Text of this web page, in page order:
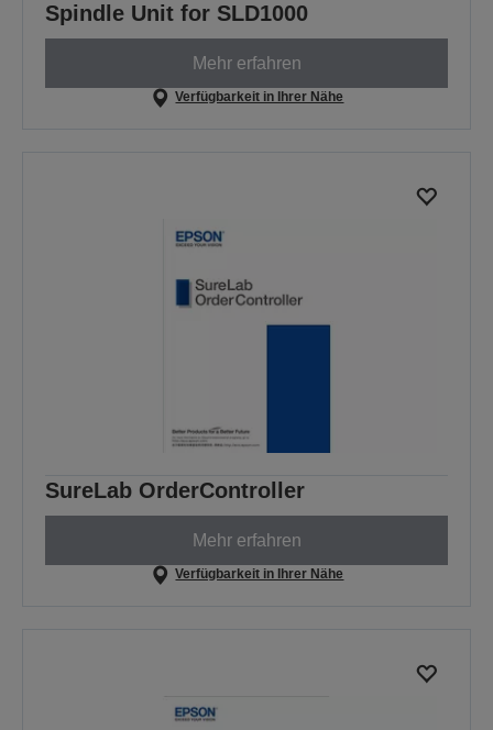
Spindle Unit for SLD1000
Mehr erfahren
Verfügbarkeit in Ihrer Nähe
SureLab OrderController
Mehr erfahren
Verfügbarkeit in Ihrer Nähe